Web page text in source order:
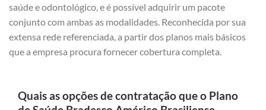
saúde e odontológico, e é possível adquirir um pacote
conjunto com ambas as modalidades. Reconhecida por sua
extensa rede referenciada, a partir dos planos mais básicos
que a empresa procura fornecer cobertura completa.
Quais as opções de contratação que o Plano